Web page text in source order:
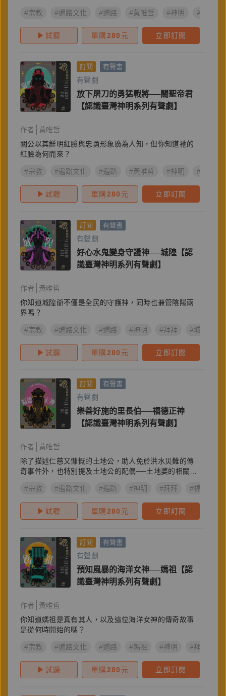
#宗教 #遍路文化 #遍路 #黃唯哲 #神明 #拜拜
試聽 單購280 元 立即訂閱
訂閱 有聲書
有聲劇
放下屠刀的勇猛戰將──關聖帝君
【認識臺灣神明系列有聲劇】
作者
黃唯哲
關公以其鮮明紅臉與忠勇形象廣為人知，但你知道祂的
紅臉為何而來？
#宗教 #遍路文化 #遍路 #黃唯哲 #神明 #拜拜
試聽 單購280 元 立即訂閱
訂閱 有聲書
有聲劇
好心水鬼變身守護神──城隍【認
識臺灣神明系列有聲劇】
作者
黃唯哲
你知道城隍爺不僅是全民的守護神，同時也兼管陰陽兩
界嗎？
#宗教 #遍路文化 #遍路 #神明 #拜拜 #城隍爺
試聽 單購280 元 立即訂閱
訂閱 有聲書
有聲劇
樂善好施的里長伯──福德正神
【認識臺灣神明系列有聲劇】
作者
黃唯哲
除了描述仁慈又慷慨的土地公，助人免於洪水災難的傳
奇事件外，也特別提及土地公的配偶──土地婆的相關故
#宗教
#遍路文化 #遍路 #神明 #拜拜 #福德正神
試聽 單購280 元 立即訂閱
訂閱 有聲書
有聲劇
預知風暴的海洋女神──媽祖【認
識臺灣神明系列有聲劇】
作者
黃唯哲
你知道媽祖是真有其人，以及這位海洋女神的傳奇故事
是從何時開始的嗎？
#宗教 #遍路文化 #遍路 #媽祖 #神明 #拜拜
試聽 單購280 元 立即訂閱